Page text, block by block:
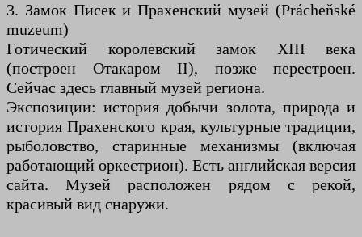
3. Замок Писек и Прахенский музей (Prácheňské
muzeum)
Готический королевский замок XIII века
(построен Отакаром II), позже перестроен.
Сейчас здесь главный музей региона.
Экспозиции: история добычи золота, природа и
история Прахенского края, культурные традиции,
рыболовство, старинные механизмы (включая
работающий оркестрион). Есть английская версия
сайта. Музей расположен рядом с рекой,
красивый вид снаружи.